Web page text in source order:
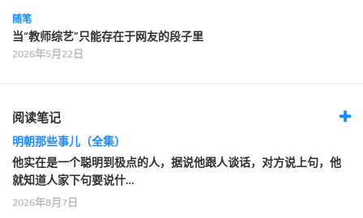
随笔
当“教师综艺”只能存在于网友的段子里
2026年5月22日
阅读笔记
明朝那些事儿（全集）
他实在是一个聪明到极点的人，据说他跟人谈话，对方说上句，他
就知道人家下句要说什…
2026年8月7日